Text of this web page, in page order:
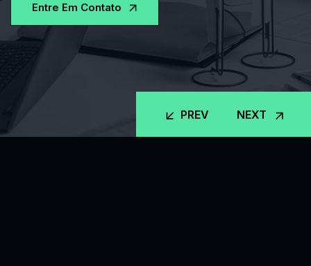
Entre Em Contato
PREV NEXT